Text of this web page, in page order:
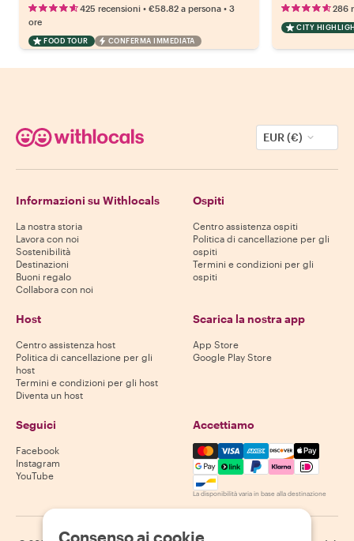
425 recensioni • €58.82 a persona • 3
ore
FOOD TOUR CONFERMA IMMEDIATA
286
CITY
EUR (€)
Informazioni su Withlocals
La nostra storia
Lavora con noi
Sostenibilità
Destinazioni
Buoni regalo
Collabora con noi
Ospiti
Centro assistenza ospiti
Politica di cancellazione per gli
ospiti
Termini e condizioni per gli
ospiti
Host
Centro assistenza host
Politica di cancellazione per gli
host
Termini e condizioni per gli host
Diventa un host
Scarica la nostra app
App Store
Google Play Store
Seguici
Facebook
Instagram
YouTube
Accettiamo
Mastercard, Visa, Amex,
La disponibilità varia in base alla destinazione
Consenso ai cookie